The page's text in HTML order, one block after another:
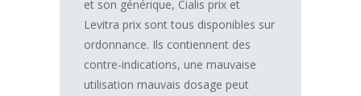
et son générique, Cialis prix et
Levitra prix sont tous disponibles sur
ordonnance. Ils contiennent des
contre-indications, une mauvaise
utilisation mauvais dosage peut